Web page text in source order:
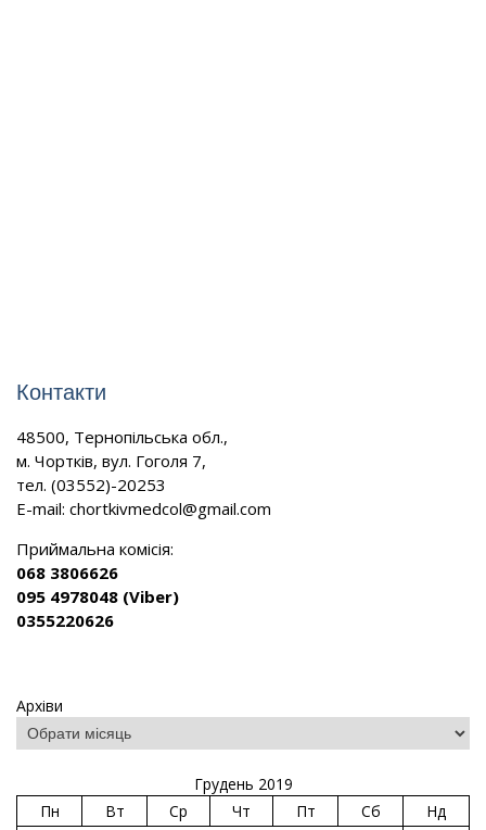
Контакти
48500, Тернопільська обл.,
м. Чортків, вул. Гоголя 7,
тел. (03552)-20253
E-mail: chortkivmedcol@gmail.com
Приймальна комісія:
068 3806626
095 4978048 (Viber)
0355220626
Архіви
Грудень 2019
Пн
Вт Ср Чт Пт Сб Нд